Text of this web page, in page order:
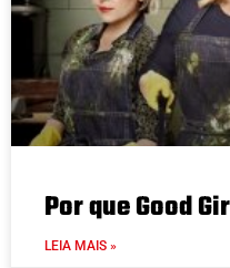
Por que Good
LEIA MAIS »